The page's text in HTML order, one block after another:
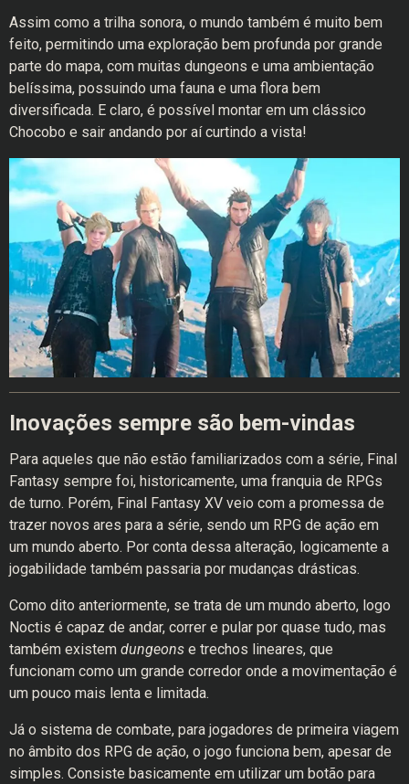
Assim como a trilha sonora, o mundo também é muito bem
feito, permitindo uma exploração bem profunda por grande
parte do mapa, com muitas dungeons e uma ambientação
belíssima, possuindo uma fauna e uma flora bem
diversificada. E claro, é possível montar em um clássico
Chocobo e sair andando por aí curtindo a vista!
Inovações sempre são bem-vindas
Para aqueles que não estão familiarizados com a série, Final
Fantasy sempre foi, historicamente, uma franquia de RPGs
de turno. Porém, Final Fantasy XV veio com a promessa de
trazer novos ares para a série, sendo um RPG de ação em
um mundo aberto. Por conta dessa alteração, logicamente a
jogabilidade também passaria por mudanças drásticas.
Como dito anteriormente, se trata de um mundo aberto, logo
Noctis é capaz de andar, correr e pular por quase tudo, mas
também existem dungeons e trechos lineares, que
funcionam como um grande corredor onde a movimentação é
um pouco mais lenta e limitada.
Já o sistema de combate, para jogadores de primeira viagem
no âmbito dos RPG de ação, o jogo funciona bem, apesar de
simples. Consiste basicamente em utilizar um botão para